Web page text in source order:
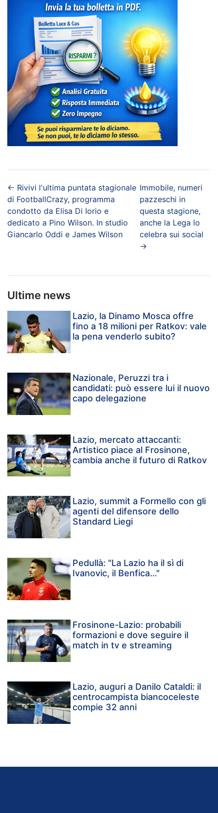
← Rivivi l'ultima puntata stagionale
di FootballCrazy, programma
condotto da Elisa Di Iorio e
dedicato a Pino Wilson. In studio
Giancarlo Oddi e James Wilson
Immobile, numeri
pazzeschi in
questa stagione,
anche la Lega lo
celebra sui social
→
Ultime news
Lazio, la Dinamo Mosca offre
fino a 18 milioni per Ratkov: vale
la pena venderlo subito?
Nazionale, Peruzzi tra i
candidati: può essere lui il nuovo
capo delegazione
Lazio, mercato attaccanti:
Artistico piace al Frosinone,
cambia anche il futuro di Ratkov
Lazio, summit a Formello con gli
agenti del difensore dello
Standard Liegi
Pedullà: "La Lazio ha il sì di
Ivanovic, il Benfica…"
Frosinone-Lazio: probabili
formazioni e dove seguire il
match in tv e streaming
Lazio, auguri a Danilo Cataldi: il
centrocampista biancoceleste
compie 32 anni